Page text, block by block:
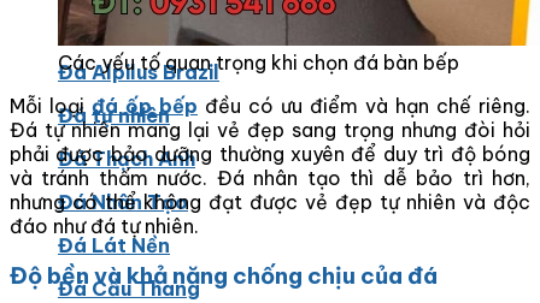
Đá Quartz Alpilus
Đá Alpilus Brazil
Đá tự nhiên
Đá Thạch Anh
Đá Nhân Tạo
Đá Lát Nền
Đá Cầu Thang
Các yếu tố quan trọng khi chọn đá bàn bếp
Mỗi loại đá ốp bếp đều có ưu điểm và hạn chế riêng.
Đá tự nhiên mang lại vẻ đẹp sang trọng nhưng đòi hỏi
phải được bảo dưỡng thường xuyên để duy trì độ bóng
và tránh thấm nước. Đá nhân tạo thì dễ bảo trì hơn,
nhưng có thể không đạt được vẻ đẹp tự nhiên và độc
đáo như đá tự nhiên.
Độ bền và khả năng chống chịu của đá